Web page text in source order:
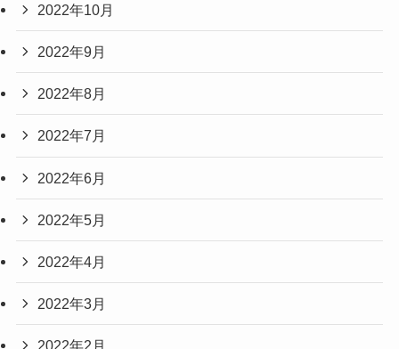
2022年10月
2022年9月
2022年8月
2022年7月
2022年6月
2022年5月
2022年4月
2022年3月
2022年2月